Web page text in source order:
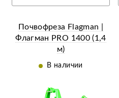
Почвофреза Flagman |
Флагман PRO 1400 (1,4
м)
В наличии